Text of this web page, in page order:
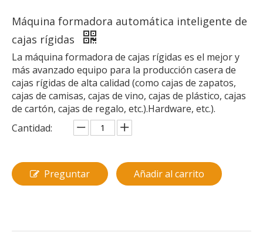
Máquina formadora automática inteligente de
cajas rígidas
La máquina formadora de cajas rígidas es el mejor y
más avanzado equipo para la producción casera de
cajas rígidas de alta calidad (como cajas de zapatos,
cajas de camisas, cajas de vino, cajas de plástico, cajas
de cartón, cajas de regalo, etc.).Hardware, etc.).
Cantidad:
Preguntar Añadir al carrito